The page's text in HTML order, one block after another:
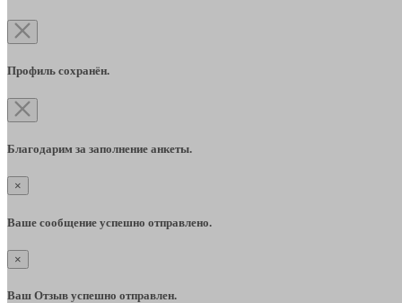
Профиль сохранён.
Благодарим за заполнение анкеты.
×
Ваше сообщение успешно отправлено.
×
Ваш Отзыв успешно отправлен.